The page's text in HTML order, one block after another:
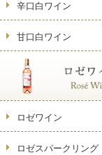
辛口白ワイン
甘口白ワイン
ロゼワイン
ロゼスパークリング